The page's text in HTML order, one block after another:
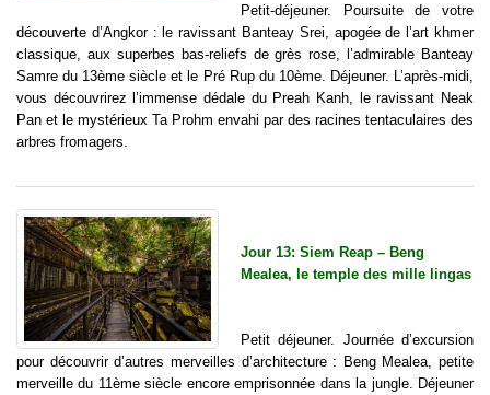
Petit-déjeuner. Poursuite de votre
découverte d’Angkor : le ravissant Banteay Srei, apogée de l’art khmer
classique, aux superbes bas-reliefs de grès rose, l’admirable Banteay
Samre du 13ème siècle et le Pré Rup du 10ème. Déjeuner. L’après-midi,
vous découvrirez l’immense dédale du Preah Kanh, leravissant Neak
Pan et le mystérieux Ta Prohm envahi par des racines tentaculaires des
arbres fromagers.
Jour 13: Siem Reap – Beng
Mealea, le temple des mille lingas
Petit déjeuner. Journée d’excursion
pour découvrir d’autres merveilles d’architecture : Beng Mealea, petite
merveille du 11ème siècle encore emprisonnée dans la jungle. Déjeuner